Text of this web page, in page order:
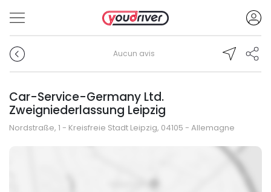
Aucun avis
Car-Service-Germany Ltd.
Zweigniederlassung Leipzig
Nordstraße, 1 - Kreisfreie Stadt Leipzig, 04105 - Allemagne